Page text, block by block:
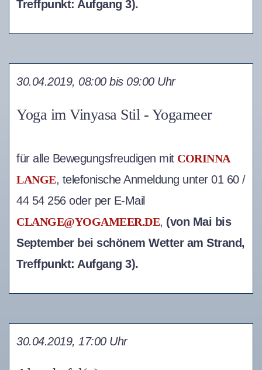
Treffpunkt: Aufgang 3).
Yoga im Vinyasa Stil - Yogameer
30.04.2019, 08:00 bis 09:00 Uhr
für alle Bewegungsfreudigen mit CORINNA
LANGE, telefonische Anmeldung unter 01 60 /
44 54 256 oder per E-Mail
CLANGE@YOGAMEER.DE, (von Mai bis
September bei schönem Wetter am Strand,
Treffpunkt: Aufgang 3).
30.04.2019, 17:00 Uhr